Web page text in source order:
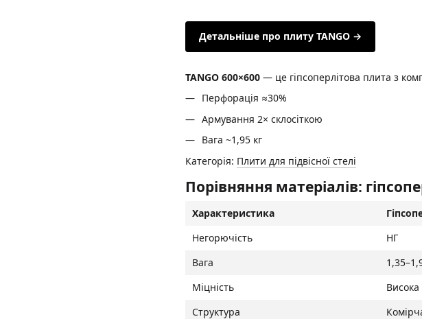
Детальніше про плиту TANGO →
TANGO 600×600 — це гіпсоперлітова плита з
Перфорація ≈30%
Армування 2× склосіткою
Вага ~1,95 кг
Категорія: Плити для підвісної стелі
Порівняння матеріалів:
Характеристика
Негорючість
НГ
Вага
Міцність
Висока
Структура